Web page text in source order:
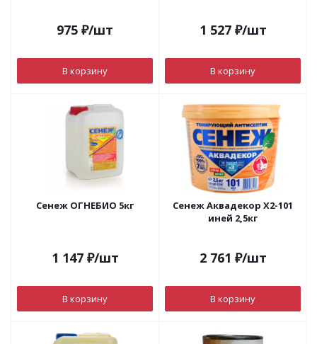
975 ₽/шт
В корзину
1 527₽/шт
В корзину
Сенеж ОГНЕБИО 5кг
1 147₽/шт
В корзину
Сенеж Аквадекор Х2-101
иней 2,5кг
2 761 ₽/шт
В корзину